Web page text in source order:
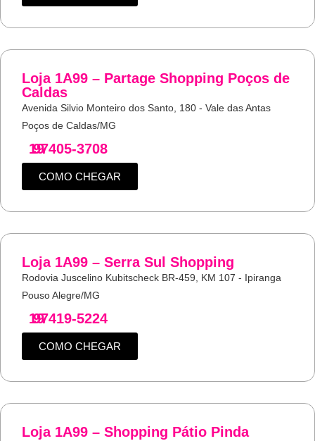
Loja 1A99 – Partage Shopping Poços de
Caldas
Avenida Silvio Monteiro dos Santo, 180 - Vale das Antas
Poços de Caldas/MG
19
97405-3708
COMO CHEGAR
Loja 1A99 – Serra Sul Shopping
Rodovia Juscelino Kubitscheck BR-459, KM 107 - Ipiranga
Pouso Alegre/MG
19
97419-5224
COMO CHEGAR
Loja 1A99 – Shopping Pátio Pinda